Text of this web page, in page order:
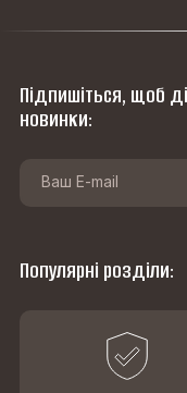
Підпишіться, щоб
новинки:
Популярні розділи: